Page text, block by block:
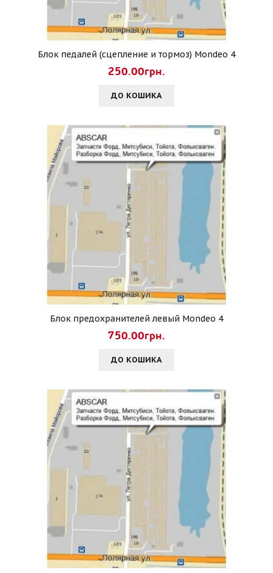
Блок педалей (сцепление и тормоз) Mondeo 4
250.00грн.
ДО КОШИКА
Блок предохранителей левый Mondeo 4
750.00грн.
ДО КОШИКА